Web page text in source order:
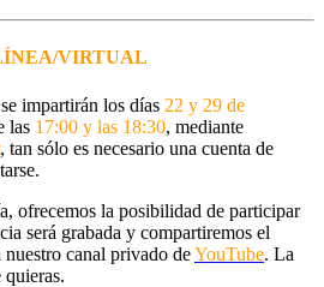
VIRTUAL
se impartirán los días 22 y 29 de
las 17:00 y las 18:30, mediante
, tan sólo es necesario una cuenta de
ofrecemos la posibilidad de participar
será grabada y compartiremos el
nuestro canal privado deYouTube. La